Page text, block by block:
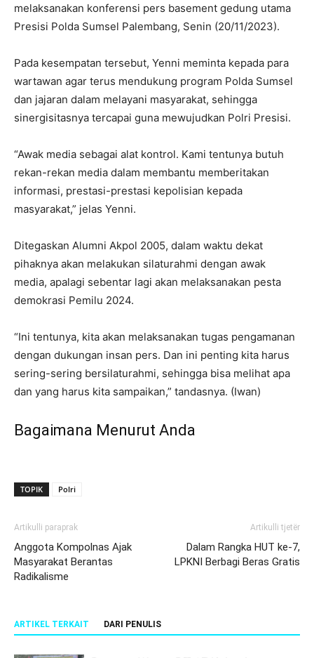
melaksanakan konferensi pers basement gedung utama
Presisi Polda Sumsel Palembang, Senin (20/11/2023).
Pada kesempatan tersebut, Yenni meminta kepada para
wartawan agar terus mendukung program Polda Sumsel
dan jajaran dalam melayani masyarakat, sehingga
sinergisitasnya tercapai guna mewujudkan Polri Presisi.
“Awak media sebagai alat kontrol. Kami tentunya butuh
rekan-rekan media dalam membantu memberitakan
informasi, prestasi-prestasi kepolisian kepada
masyarakat,” jelas Yenni.
Ditegaskan Alumni Akpol 2005, dalam waktu dekat
pihaknya akan melakukan silaturahmi dengan awak
media, apalagi sebentar lagi akan melaksanakan pesta
demokrasi Pemilu 2024.
“Ini tentunya, kita akan melaksanakan tugas pengamanan
dengan dukungan insan pers. Dan ini penting kita harus
sering-sering bersilaturahmi, sehingga bisa melihat apa
dan yang harus kita sampaikan,” tandasnya. (Iwan)
Bagaimana Menurut Anda
TOPIK Polri
Artikulli paraprak
Anggota Kompolnas Ajak
Masyarakat Berantas
Radikalisme
Artikulli tjetër
Dalam Rangka HUT ke-7,
LPKNI Berbagi Beras Gratis
ARTIKEL TERKAIT DARI PENULIS